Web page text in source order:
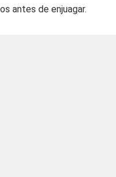
antes de enjuagar.